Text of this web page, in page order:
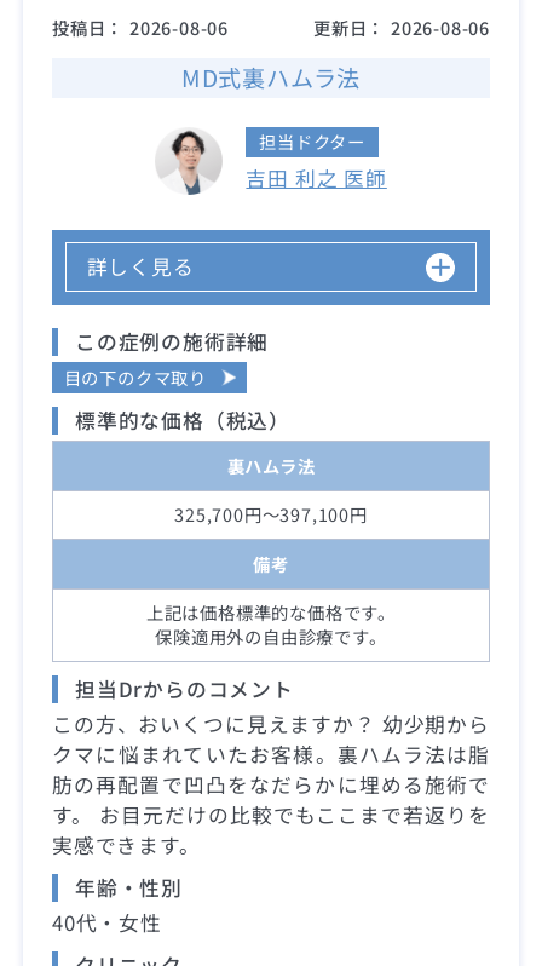
投稿日： 2026-08-06 更新日： 2026-08-06
MD式裏ハムラ法
担当ドクター
吉田 利之 医師
詳しく見る
この症例の施術詳細
目の下のクマ取り
標準的な価格（税込）
裏ハムラ法
325,700円～397,100円
備考
上記は価格標準的な価格です。
保険適用外の自由診療です。
担当Drからのコメント
この方、おいくつに見えますか？ 幼少期から
クマに悩まれていたお客様。裏ハムラ法は脂
肪の再配置で凹凸をなだらかに埋める施術で
す。 お目元だけの比較でもここまで若返りを
実感できます。
年齢・性別
40代・女性